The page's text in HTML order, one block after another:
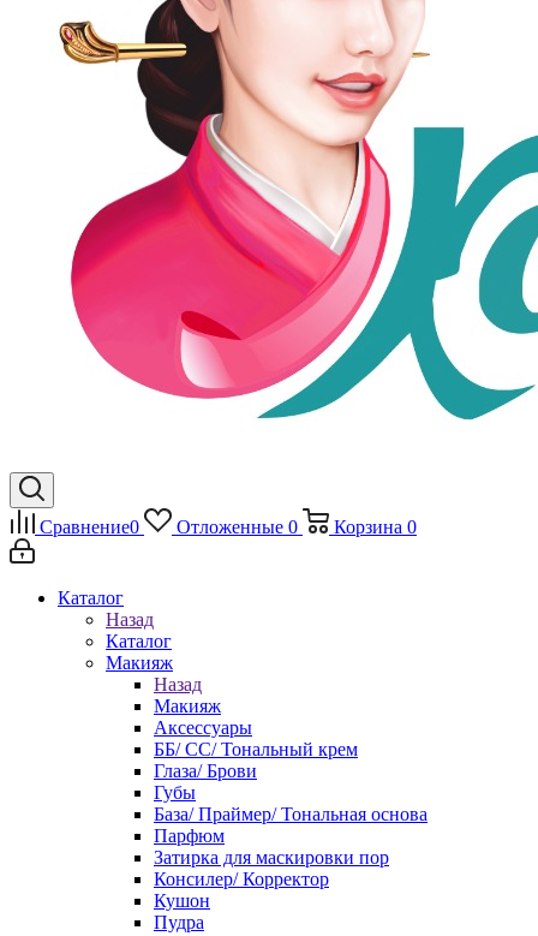
Сравнение0 Отложенные 0 Корзина 0
Каталог
Назад
Каталог
Макияж
Назад
Макияж
Аксессуары
ББ/ СС/ Тональный крем
Глаза/ Брови
Губы
База/ Праймер/ Тональная основа
Парфюм
Затирка для маскировки пор
Консилер/ Корректор
Кушон
Пудра